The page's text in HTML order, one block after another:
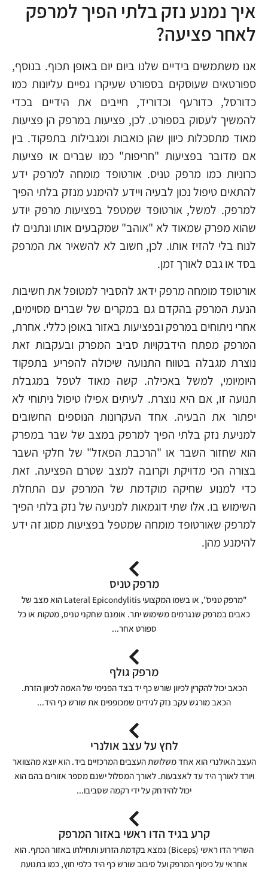
איך נמנע נזק בלתי הפיך למרפק
לאחר פציעה?
אנו משתמשים בידיים שלנו ביום יום באופן תכוף. בנוסף,
ספורטאים שעוסקים בספורט שעיקרו גפיים עליונות כמו
כדורסל, כדורעף וכדוריד, חייבים את הידיים בכדי
להמשיך לעסוק בספורט. לכן, פציעות במרפק הן פציעות
מאוד מתסכלות כיוון שהן כואבות ומגבילות בתפקוד. בין
אם מדובר בפציעות "חריפות" כמו שברים או פציעות
כרוניות כמו מרפק טניס. אורטופד מומחה למרפק ידע
להתאים טיפול נכון לבעיה ויידע להימנע מנזק בלתי הפיך
למרפק. למשל, אורטופד שמטפל בפציעות מרפק יודע
שהוא מפרק שמאוד לא "אוהב" שמקבעים אותו ונתנים לו
לנוח בלי להזיז אותו. לכן, חשוב לא להשאיר את המרפק
בסד או גבס לאורך זמן.
אורטופד מומחה מרפק ידאג להסביר למטופל את חשיבות
הנעת המרפק בהקדם גם במקרים של שברים מסוימים,
אחרי ניתוחים במרפק ובפציעות באזור באופן כללי. אחרת,
המרפק מפתח הידבקויות סביב המפרק ובעקבות זאת
נוצרת מגבלה בטווח התנועה שיכולה להפריע בתפקוד
היומיומי, למשל באכילה. קשה מאוד לטפל במגבלת
תנועה זו, אם היא נוצרת. לעיתים אפילו טיפול ניתוחי לא
יפתור את הבעיה. אחד העקרונות הנוספים החשובים
למניעת נזק בלתי הפיך למרפק במצב של שבר במפרק
הוא שחזור השבר או "הרכבת הפאזל" של חלקי השבר
בצורה הכי מדויקת וקרובה למצב שטרם הפציעה. זאת
כדי למנוע שחיקה מוקדמת של המרפק עם התחלת
השימוש בו. אלו שתי דוגמאות למניעה של נזק בלתי הפיך
למרפק שאורטופד מומחה שמטפל בפציעות מסוג זה ידע
להימנע מהן.
מרפק טניס
"מרפק טניס", או בשמו המקצועי Lateral Epicondylitis הוא מצב של
כאבים במרפק שנגרמים משימוש יתר. אומנם שחקני טניס, מטקות או כל
ספורט אחר...
מרפק גולף
הכאב יכול להקרין לכיוון שורש כף יד בצד הפנימי של האמה לכיוון הזרת.
הכאב מורגש עקב נזק לגידים שמכופפים את שורש כף היד...
לחץ על עצב אולנרי
העצב האולנרי הוא אחד משלושת העצבים המרכזיים ביד. הוא יוצא מהצוואר
ויורד לאורך היד עד לאצבעות. לאורך המסלול ישנם מספר אזורים בהם הוא
יכול להידחק על ידי רקמה שסביבו...
קרע בגיד הדו ראשי באזור המרפק
השריר הדו ראשי (Biceps) נמצא בקדמת הזרוע ותחילתו באזור הכתף. הוא
אחראי על כיפוף המרפק ועל סיבוב שורש כף היד כלפי חוץ, כמו בתנועת